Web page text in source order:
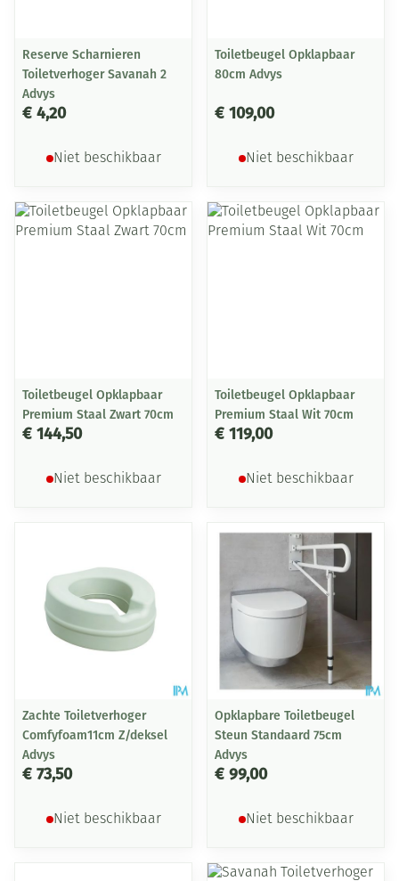
Reserve Scharnieren
Toiletverhoger Savanah 2
Advys
€ 4,20
Niet beschikbaar
Toiletbeugel Opklapbaar
80cm Advys
€ 109,00
Niet beschikbaar
Toiletbeugel Opklapbaar
Premium Staal Zwart 70cm
€ 144,50
Niet beschikbaar
Toiletbeugel Opklapbaar
Premium Staal Wit 70cm
€ 119,00
Niet beschikbaar
Zachte Toiletverhoger
Comfyfoam11cm Z/deksel
Advys
€ 73,50
Niet beschikbaar
Opklapbare Toiletbeugel
Steun Standaard 75cm
Advys
€ 99,00
Niet beschikbaar